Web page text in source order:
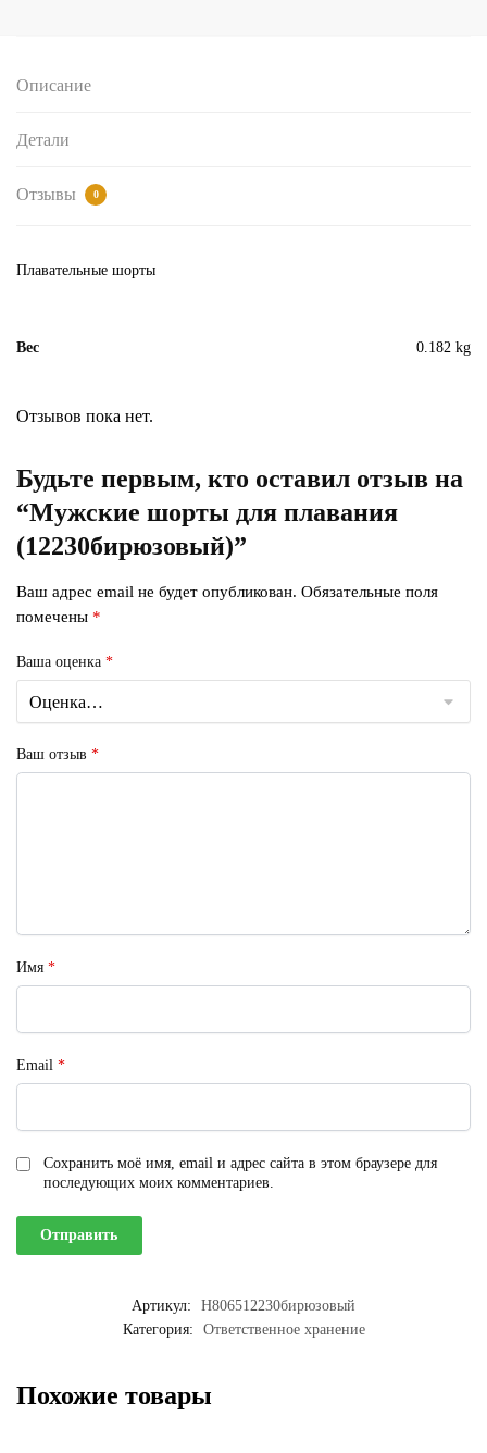
Описание
Детали
Отзывы 0
Плавательные шорты
Вес 0.182 kg
Отзывов пока нет.
Будьте первым, кто оставил отзыв на
“Мужские шорты для плавания
(12230бирюзовый)”
Ваш адрес email не будет опубликован. Обязательные поля
помечены *
Ваша оценка *
Ваш отзыв *
Имя *
Email *
Сохранить моё имя, email и адрес сайта в этом браузере для
последующих моих комментариев.
Артикул:
H806512230бирюзовый
Категория:
Ответственное хранение
Похожие товары